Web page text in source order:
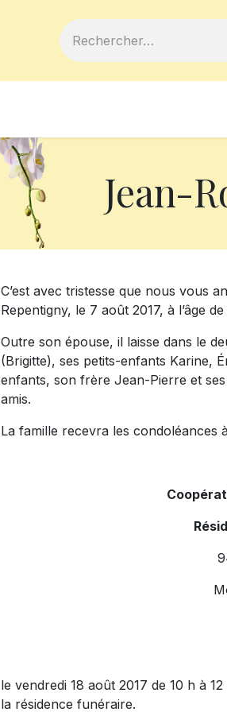
Jean-
C’est avec tristesse que nous vous
Repentigny, le 7 août 2017, à l’âge
Outre son épouse, il laisse dans le
(Brigitte), ses petits-enfants Karine,
enfants, son frère Jean-Pierre et
amis.
La famille recevra les condoléances
le vendredi 18 août 2017 de 10 h à
la résidence funéraire.